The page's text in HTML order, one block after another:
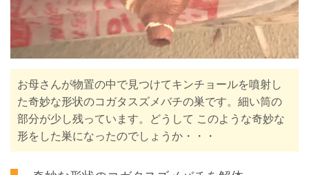
お母さんが物置の中で見つけてキンチョールを噴射し
た奇妙な形状のコガタスズメバチの巣です。細い筒の
部分が少し残っています。どうして このような奇妙な
形をした巣になったのでしょうか・・・